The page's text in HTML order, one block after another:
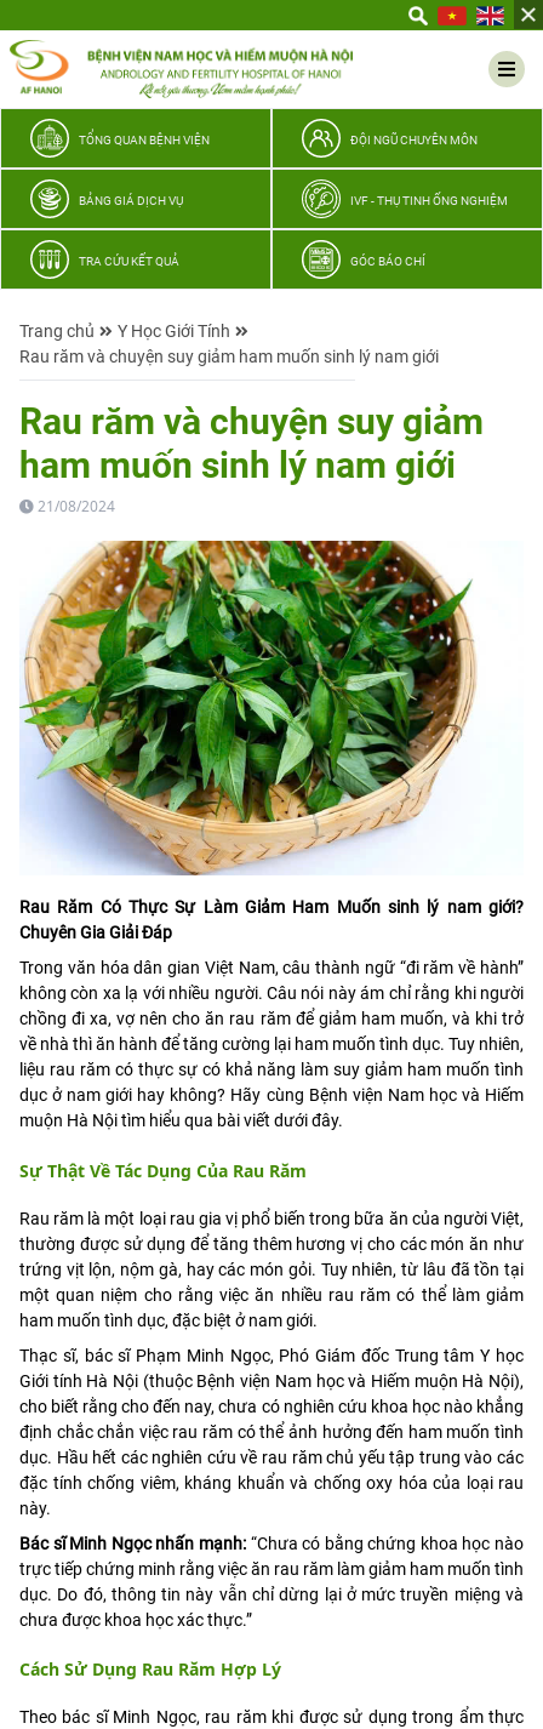
thương
TỔNG QUAN BỆNH VIỆN ĐỘI NGŨ CHUYÊN MÔN
BẢNG GIÁ DỊCH VỤ IVF - THỤ TINH ỐNG NGHIỆM
TRA CỨU KẾT QUẢ GÓC BÁO CHÍ
Trang chủ
Y Học Giới Tính
Rau răm và chuyện suy giảm ham muốn sinh lý nam giới
Rau răm và chuyện suy giảm
ham muốn sinh lý nam giới
21/08/2024
Rau Răm Có Thực Sự Làm Giảm Ham Muốn sinh lý nam giới?
Chuyên Gia Giải Đáp
Trong văn hóa dân gian Việt Nam, câu thành ngữ “đi răm về hành”
không còn xa lạ với nhiều người. Câu nói này ám chỉ rằng khi người
chồng đi xa, vợ nên cho ăn rau răm để giảm ham muốn, và khi trở
về nhà thì ăn hành để tăng cường lại ham muốn tình dục. Tuy nhiên,
liệu rau răm có thực sự có khả năng làm suy giảm ham muốn tình
dục ở nam giới hay không? Hãy cùng Bệnh viện Nam học và Hiếm
muộn Hà Nội tìm hiểu qua bài viết dưới đây.
Sự Thật Về Tác Dụng Của Rau Răm
Rau răm là một loại rau gia vị phổ biến trong bữa ăn của người Việt,
thường được sử dụng để tăng thêm hương vị cho các món ăn như
trứng vịt lộn, nộm gà, hay các món gỏi. Tuy nhiên, từ lâu đã tồn tại
một quan niệm cho rằng việc ăn nhiều rau răm có thể làm giảm
ham muốn tình dục, đặc biệt ở nam giới.
Thạc sĩ, bác sĩ Phạm Minh Ngọc, Phó Giám đốc Trung tâm Y học
Giới tính Hà Nội (thuộc Bệnh viện Nam học và Hiếm muộn Hà Nội),
cho biết rằng cho đến nay, chưa có nghiên cứu khoa học nào khẳng
định chắc chắn việc rau răm có thể ảnh hưởng đến ham muốn tình
dục. Hầu hết các nghiên cứu về rau răm chủ yếu tập trung vào các
đặc tính chống viêm, kháng khuẩn và chống oxy hóa của loại rau
này.
Bác sĩ Minh Ngọc nhấn mạnh:“Chưa có bằng chứng khoa học nào
trực tiếp chứng minh rằng việc ăn rau răm làm giảm ham muốn tình
dục. Do đó, thông tin này vẫn chỉ dừng lại ở mức truyền miệng và
chưa được khoa học xác thực.”
Cách Sử Dụng Rau Răm Hợp Lý
Theo bác sĩ Minh Ngọc, rau răm khi được sử dụng trong ẩm thực